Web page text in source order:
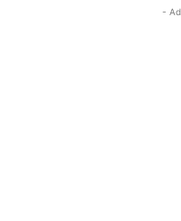
-